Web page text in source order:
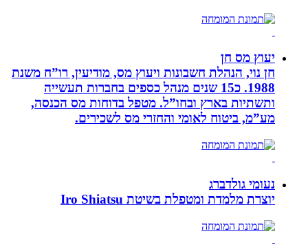
יעוץ מס חן
חן נוי, הנהלת חשבונות ויעוץ מס, מודיעין, רו”ח משנת
1988. כ15 שנים מנהל כספים בחברות תעשייה
ותשתיות בארץ ובחו”ל. מטפל בדוחות מס הכנסה,
מע”מ, ביטוח לאומי והחזרי מס לשכירים.
נעומי גולדברג
יוצרת מלמדת ומטפלת בשיטת Iro Shiatsu